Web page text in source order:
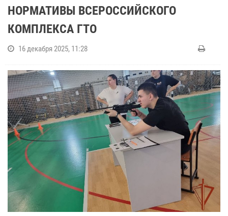
НОРМАТИВЫ ВСЕРОССИЙСКОГО
КОМПЛЕКСА ГТО
16 декабря 2025, 11:28